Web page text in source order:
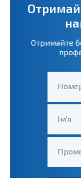
Отримайте
Ім'я